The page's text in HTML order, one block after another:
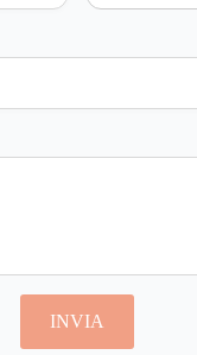
INVIA